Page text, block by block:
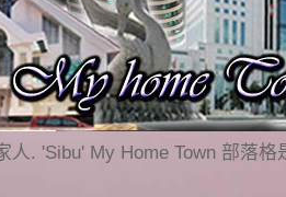
. 'Sibu' My Home Town 部落